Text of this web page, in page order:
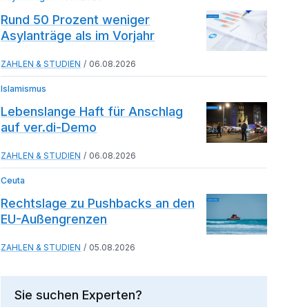
Rund 50 Prozent weniger
Asylanträge als im Vorjahr
ZAHLEN & STUDIEN 06.08.2026
Islamismus
Lebenslange Haft für Anschlag
auf ver.di-Demo
ZAHLEN & STUDIEN 06.08.2026
Ceuta
Rechtslage zu Pushbacks an den
EU-Außengrenzen
ZAHLEN & STUDIEN 05.08.2026
Sie suchen Experten?